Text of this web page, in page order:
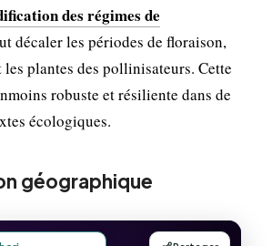
des régimes de
décaler les périodes de floraison,
plantes des pollinisateurs. Cette
robuste et résiliente dans de
écologiques.
géographique